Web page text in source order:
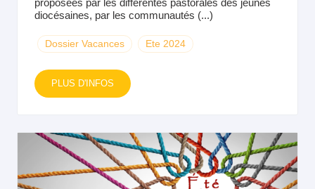
proposées par les différentes pastorales des jeunes
diocésaines, par les communautés (...)
Dossier Vacances Ete 2024
PLUS D'INFOS